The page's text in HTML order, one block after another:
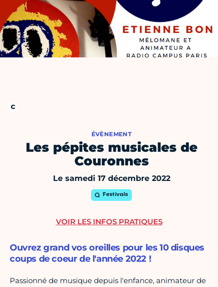
ÉVÈNEMENT
Les pépites musicales de
Couronnes
Le samedi 17 décembre 2022
Festivals
Ouvrez grand vos oreilles pour les 10 disques
coups de coeur de l'année 2022 !
Passionné de musique depuis l'enfance, animateur de
VOIR LES INFOS PRATIQUES